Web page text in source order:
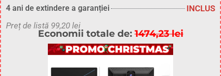
4 ani de extindere a garanției
INCLUS
Preț de listă 99,20 lei
Economii totale de:1474,23 lei